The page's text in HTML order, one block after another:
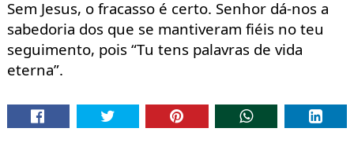
Sem Jesus, o fracasso é certo. Senhor dá-nos a
sabedoria dos que se mantiveram fiéis no teu
seguimento, pois “Tu tens palavras de vida
eterna”.